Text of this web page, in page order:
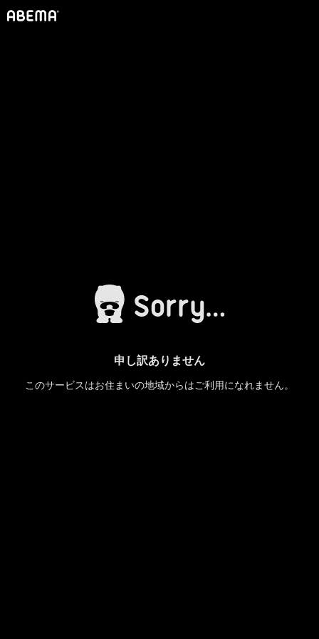
申し訳ありません
このサービスはお住まいの地域からはご利用になれません。